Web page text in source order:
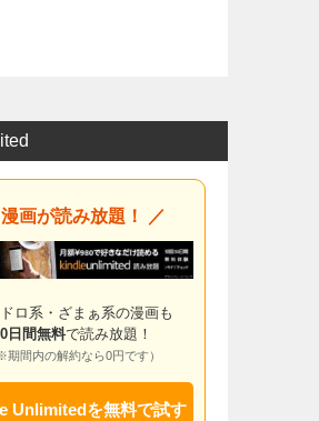
漫画が読み放題！ ／
ドロ系・ざまぁ系の漫画も
日間無料で読み放題！
期間内の解約なら0円です）
Unlimitedを無料で試す